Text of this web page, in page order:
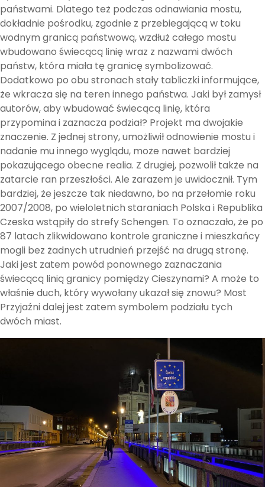
państwami. Dlatego też podczas odnawiania mostu,
dokładnie pośrodku, zgodnie z przebiegającą w toku
wodnym granicą państwową, wzdłuż całego mostu
wbudowano świecącą linię wraz z nazwami dwóch
państw, która miała tę granicę symbolizować.
Dodatkowo po obu stronach stały tabliczki informujące,
że wkracza się na teren innego państwa. Jaki był zamysł
autorów, aby wbudować świecącą linię, która
przypomina i zaznacza podział? Projekt ma dwojakie
znaczenie. Z jednej strony, umożliwił odnowienie mostu i
nadanie mu innego wyglądu, może nawet bardziej
pokazującego obecne realia. Z drugiej, pozwolił także na
zatarcie ran przeszłości. Ale zarazem je uwidocznił. Tym
bardziej, że jeszcze tak niedawno, bo na przełomie roku
2007/2008, po wieloletnich staraniach Polska i Republika
Czeska wstąpiły do strefy Schengen. To oznaczało, że po
87 latach zlikwidowano kontrole graniczne i mieszkańcy
mogli bez żadnych utrudnień przejść na drugą stronę.
Jaki jest zatem powód ponownego zaznaczania
świecącą linią granicy pomiędzy Cieszynami? A może to
właśnie duch, który wywołany ukazał się znowu? Most
Przyjaźni dalej jest zatem symbolem podziału tych
dwóch miast.